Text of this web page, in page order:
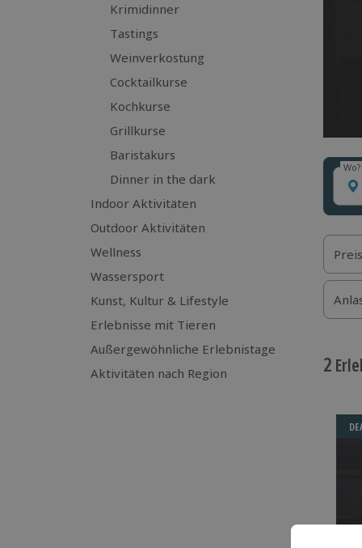
Krimidinner
Tastings
Weinverkostung
Cocktailkurse
Kochkurse
Grillkurse
Baristakurs
Dinner in the dark
Indoor Aktivitäten
Outdoor Aktivitäten
Wellness
Wassersport
Kunst, Kultur & Lifestyle
Erlebnisse mit Tieren
Außergewöhnliche Erlebnistage
Aktivitäten nach Region
Wo?
Wo?
Preis
2